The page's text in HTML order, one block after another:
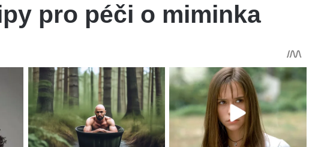
pro péči o miminka